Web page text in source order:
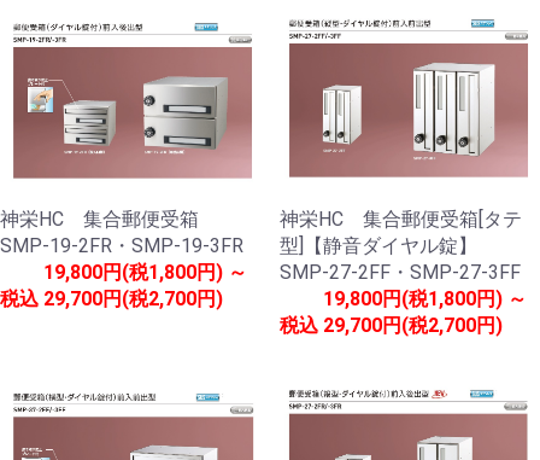
神栄HC 集合郵便受箱
SMP-19-2FR・SMP-19-3FR
税込
19,800円(税1,800円) ～
29,700円(税2,700円)
神栄HC 集合郵便受箱[タテ
型]【静音ダイヤル錠】
SMP-27-2FF・SMP-27-3FF
税込
19,800円(税1,800円) ～
29,700円(税2,700円)